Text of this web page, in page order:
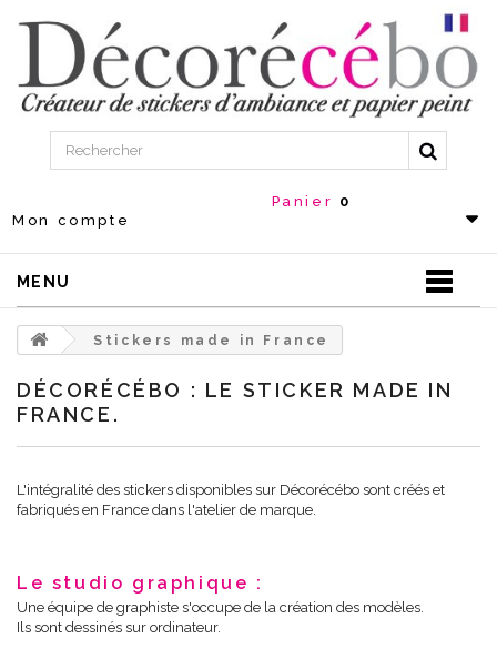
Mon compte
Panier 0
MENU
Stickers made in France
DÉCORÉCÉBO : LE STICKER MADE IN
FRANCE.
L'intégralité des stickers disponibles sur Décorécébo sont créés et
fabriqués en France dans l'atelier de marque.
Le studio graphique :
Une équipe de graphiste s'occupe de la création des modèles.
Ils sont dessinés sur ordinateur.